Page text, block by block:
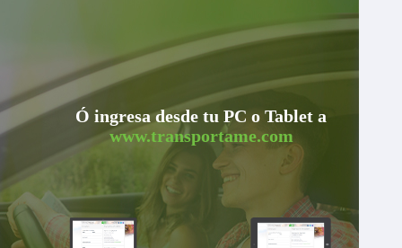
Ó ingresa desde tu PC o Tablet a
www.transportame.com